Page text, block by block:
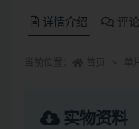
详情介绍 评
实物资料